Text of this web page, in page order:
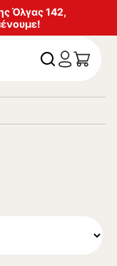
Όλγας 142,